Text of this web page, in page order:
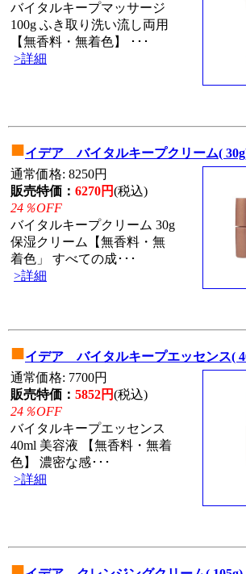
バイタルキープマッサージ
100g ふき取り洗い流し両用
【無香料・無着色】 ･･･
>詳細
■イデア バイタルキープクリーム(
通常価格: 8250円
販売特価： 6270円(税込)
24％OFF
バイタルキープクリーム 30g
保湿クリーム【無香料・無
着色」 すべての成･･･
>詳細
■イデア バイタルキープエッセンス(
通常価格: 7700円
販売特価： 5852円(税込)
24％OFF
バイタルキープエッセンス
40ml 美容液 【無香料・無着
色】 濃密な感･･･
>詳細